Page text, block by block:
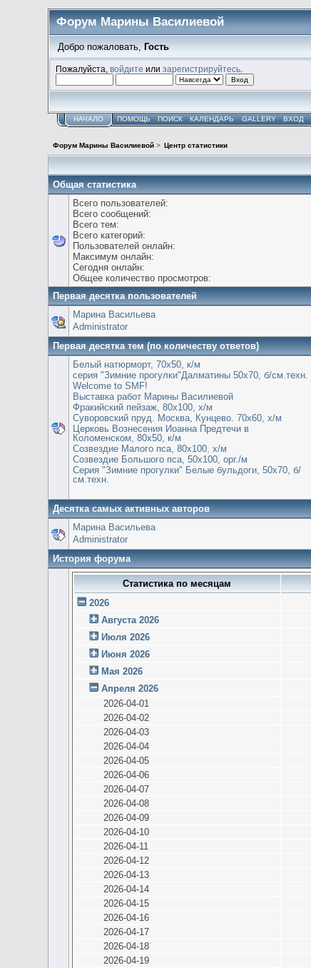
Форум Марины Василиевой
Добро пожаловать, Гость
Пожалуйста,войдите илизарегистрируйтесь
НАЧАЛО ПОМОЩЬ ПОИСК КАЛЕНДАРЬ GALLERY ВХОД
Форум Марины Василиевой> Центр статистики
Общая статистика
Всего пользователей:
Всего сообщений:
Всего тем:
Всего категорий:
Пользователей онлайн:
Максимум онлайн:
Сегодня онлайн:
Общее количество просмотров:
Первая десятка пользователей
Марина Васильева
Administrator
Первая десятка тем (по количеству ответов)
Белый натюрморт, 70х50, к/м
серия "Зимние прогулки"Далматины 50х70, б/см.техн.
Welcome to SMF!
Выставка работ Марины Василиевой
Фракийский пейзаж, 80х100, х/м
Суворовский пруд. Москва, Кунцево. 70х60, х/м
Церковь Вознесения Иоанна Предтечи в
Коломенском, 80х50, к/м
Созвездие Малого пса, 80х100, х/м
Созвездие Большого пса, 50х100, орг./м
Серия "Зимние прогулки" Белые бульдоги, 50х70, б/
см.техн.
Десятка самых активных авторов
Марина Васильева
Administrator
История форума
Статистика по месяцам
2026
Августа 2026
Июля 2026
Июня 2026
Мая 2026
Апреля 2026
2026-04-01
2026-04-02
2026-04-03
2026-04-04
2026-04-05
2026-04-06
2026-04-07
2026-04-08
2026-04-09
2026-04-10
2026-04-11
2026-04-12
2026-04-13
2026-04-14
2026-04-15
2026-04-16
2026-04-17
2026-04-18
2026-04-19